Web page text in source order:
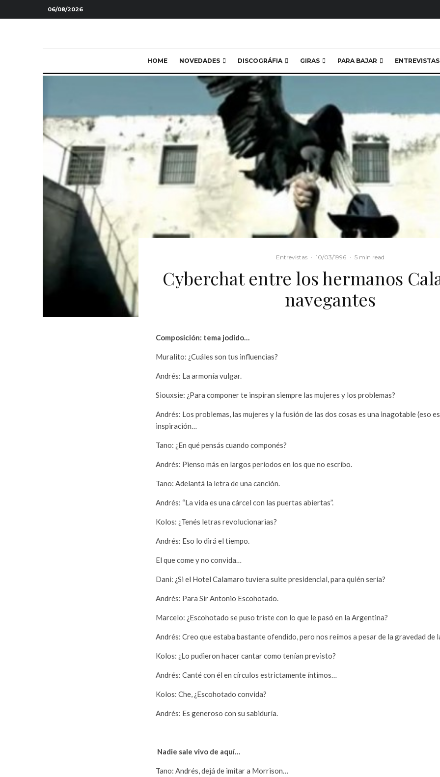
06/08/2026
HOME NOVEDADES DISCOGRÁFIA GIRAS PARA BAJAR ENTREVISTAS
Entrevistas · 10/03/1996 · 5 min read
Cyberchat entre los hermanos
navegantes
Composición: tema jodido…
Muralito: ¿Cuáles son tus influencias?
Andrés: La armonía vulgar.
Siouxsie: ¿Para componer te inspiran siempre las mujeres y los problemas?
Andrés: Los problemas, las mujeres y la fusión de las dos cosas es una inagotable (eso
inspiración…
Tano: ¿En qué pensás cuando componés?
Andrés: Pienso más en largos períodos en los que no escribo.
Tano: Adelantá la letra de una canción.
Andrés: “La vida es una cárcel con las puertas abiertas”.
Kolos: ¿Tenés letras revolucionarias?
Andrés: Eso lo dirá el tiempo.
El que come y no convida…
Dani: ¿Si el Hotel Calamaro tuviera suite presidencial, para quién sería?
Andrés: Para Sir Antonio Escohotado.
Marcelo: ¿Escohotado se puso triste con lo que le pasó en la Argentina?
Andrés: Creo que estaba bastante ofendido, pero nos reímos a pesar de la gravedad de
Kolos: ¿Lo pudieron hacer cantar como tenían previsto?
Andrés: Canté con él en círculos estrictamente íntimos…
Kolos: Che, ¿Escohotado convida?
Andrés: Es generoso con su sabiduría.
Nadie sale vivo de aquí…
Tano: Andrés, dejá de imitar a Morrison…